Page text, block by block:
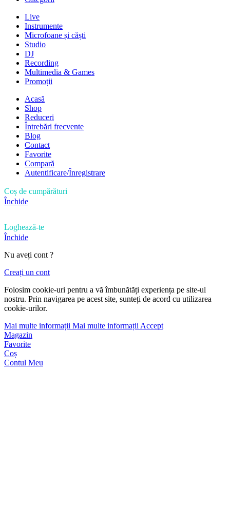
Live
Instrumente
Microfoane și căști
Studio
DJ
Recording
Multimedia & Games
Promoții
Acasă
Shop
Reduceri
Întrebări frecvente
Blog
Contact
Favorite
Compară
Autentificare/Înregistrare
Coș de cumpărături
Închide
Loghează-te
Închide
Nu aveți cont ?
Creați un cont
Folosim cookie-uri pentru a vă îmbunătăți experiența pe site-ul
nostru. Prin navigarea pe acest site, sunteți de acord cu utilizarea
cookie-urilor.
Mai multe informații Mai multe informații Accept
Magazin
Favorite
Coș
Contul Meu